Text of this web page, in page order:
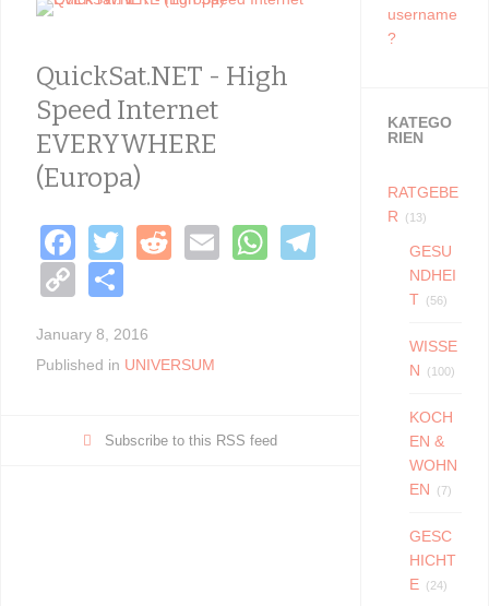
QuickSat.NET - High
Speed Internet
EVERYWHERE
(Europa)
F
a
c
e
b
o
T
er
R
t
E
W
p
C
p
y
n
ar
e
January 8, 2016
Published in UNIVERSUM
Subscribe to this RSS feed
username
?
KATEGO
RIEN
RATGEBE
R
(13)
GESU
NDHEI
T
(56)
WISSE
N
(100)
KOCH
EN &
WOHN
EN
(7)
GESC
HICHT
E
(24)